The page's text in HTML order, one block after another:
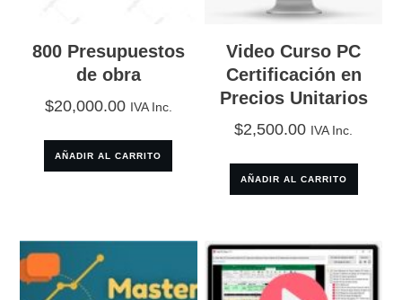
800 Presupuestos
de obra
$20,000.00 IVA Inc.
AÑADIR AL CARRITO
Video Curso PC
Certificación en
Precios Unitarios
$2,500.00 IVA Inc.
AÑADIR AL CARRITO